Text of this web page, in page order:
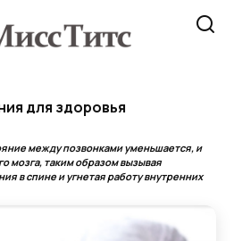
для здоровья
между позвонками уменьшается, и
мозга, таким образом вызывая
в спине и угнетая работу внутренних